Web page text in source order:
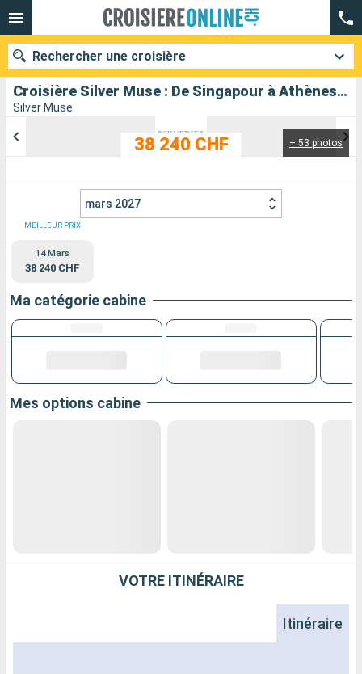
Croisière Silver Muse : De Singapour à Athènes au départ de Singapour
Silver Muse
+ 53 photos
38 240 CHF
mars 2027
MEILLEUR PRIX
14 Mars
38 240 CHF
Ma catégorie cabine
Mes options cabine
VOTRE ITINÉRAIRE
Itinéraire
Rechercher une croisière
Ports Compagnies